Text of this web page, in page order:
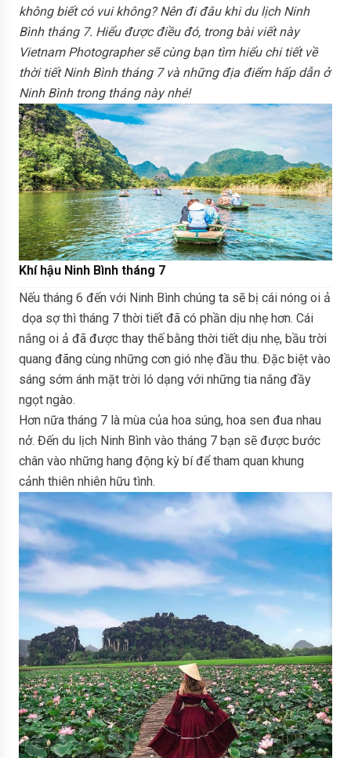
không biết có vui không? Nên đi đâu khi du lịch Ninh
Bình tháng 7. Hiểu được điều đó, trong bài viết này
Vietnam Photographer sẽ cùng bạn tìm hiểu chi tiết về
thời tiết Ninh Bình tháng 7 và những địa điểm hấp dẫn ở
Ninh Bình trong tháng này nhé!
Khí hậu Ninh Bình tháng 7
Nếu tháng 6 đến với Ninh Bình chúng ta sẽ bị cái nóng oi ả
dọa sợ thì tháng 7 thời tiết đã có phần dịu nhẹ hơn. Cái
nắng oi ả đã được thay thế bằng thời tiết dịu nhẹ, bầu trời
quang đãng cùng những cơn gió nhẹ đầu thu. Đặc biệt vào
sáng sớm ánh mặt trời ló dạng với những tia nắng đầy
ngọt ngào.
Hơn nữa tháng 7 là mùa của hoa súng, hoa sen đua nhau
nở. Đến du lịch Ninh Bình vào tháng 7 bạn sẽ được bước
chân vào những hang động kỳ bí để tham quan khung
cảnh thiên nhiên hữu tình.